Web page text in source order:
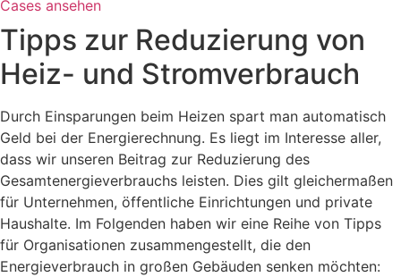
Cases ansehen
Tipps zur Reduzierung von
Heiz- und Stromverbrauch
Durch Einsparungen beim Heizen spart man automatisch
Geld bei der Energierechnung. Es liegt im Interesse aller,
dass wir unseren Beitrag zur Reduzierung des
Gesamtenergieverbrauchs leisten. Dies gilt gleichermaßen
für Unternehmen, öffentliche Einrichtungen und private
Haushalte. Im Folgenden haben wir eine Reihe von Tipps
für Organisationen zusammengestellt, die den
Energieverbrauch in großen Gebäuden senken möchten: